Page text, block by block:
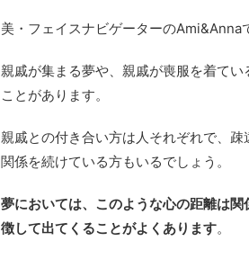
美・フェイスナビゲーターのAmi&Anna
親戚が集まる夢や、親戚が喪服を着て
ことがあります。
親戚との付き合い方は人それぞれで、
関係を続けている方もいるでしょう。
夢においては、このような心の距離は
徴して出てくることがよくあります。